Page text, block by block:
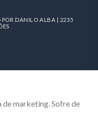
POR DANILO ALBA | 2235
marketing. Sofre de